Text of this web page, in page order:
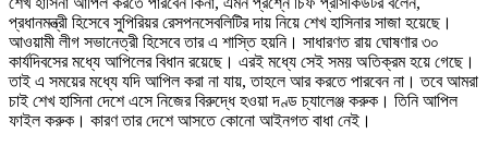
প্রধানমন্ত্রী হিসেবে সুপিরিয়র রেসপনসেবলিটির দায় নিয়ে শেখ হাসিনার সাজা হয়েছে।
আওয়ামী লীগ সভানেত্রী হিসেবে তার এ শাস্তি হয়নি। সাধারণত রায় ঘোষণার ৩০
কার্যদিবসের মধ্যে আপিলের বিধান রয়েছে। এরই মধ্যে সেই সময় অতিক্রম হয়ে গেছে।
তাই এ সময়ের মধ্যে যদি আপিল করা না যায়, তাহলে আর করতে পারবেন না। তবে আমরা
চাই শেখ হাসিনা দেশে এসে নিজের বিরুদ্ধে হওয়া দণ্ড চ্যালেঞ্জ করুক। তিনি আপিল
ফাইল করুক। কারণ তার দেশে আসতে কোনো আইনগত বাধা নেই।